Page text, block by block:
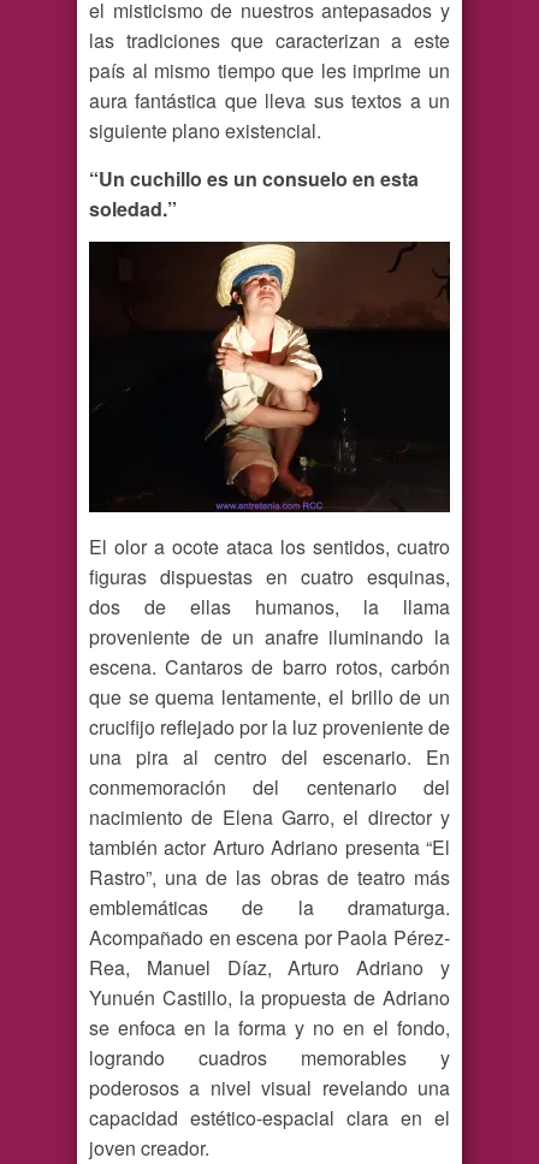
el misticismo de nuestros antepasados y
las tradiciones que caracterizan a este
país al mismo tiempo que les imprime un
aura fantástica que lleva sus textos a un
siguiente plano existencial.
“Un cuchillo es un consuelo en esta
soledad.”
El olor a ocote ataca los sentidos, cuatro
figuras dispuestas en cuatro esquinas,
dos de ellas humanos, la llama
proveniente de un anafre iluminando la
escena. Cantaros de barro rotos, carbón
que se quema lentamente, el brillo de un
crucifijo reflejado por la luz proveniente de
una pira al centro del escenario. En
conmemoración del centenario del
nacimiento de Elena Garro, el director y
también actor Arturo Adriano presenta “El
Rastro”, una de las obras de teatro más
emblemáticas de la dramaturga.
Acompañado en escena por Paola Pérez-
Rea, Manuel Díaz, Arturo Adriano y
Yunuén Castillo, la propuesta de Adriano
se enfoca en la forma y no en el fondo,
logrando cuadros memorables y
poderosos a nivel visual revelando una
capacidad estético-espacial clara en el
joven creador.